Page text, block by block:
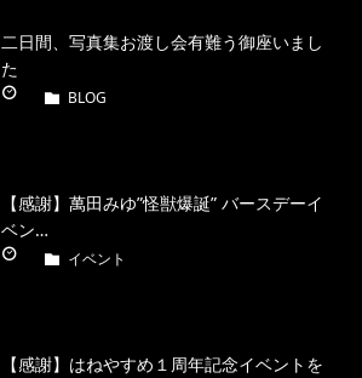
二日間、写真集お渡し会有難う御座いまし
た
BLOG
【感謝】萬田みゆ”怪獣爆誕” バースデーイ
ベン…
イベント
【感謝】はねやすめ１周年記念イベントを